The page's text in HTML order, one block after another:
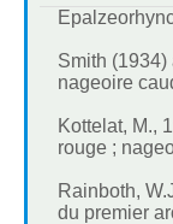
Smith
nageoire
Kottelat, M.,
rouge ;
Rainboth,
du premier